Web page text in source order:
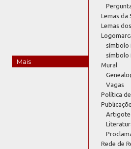
Mais
Lemas da
Lemas
símbolo
símbolo
Mural
Vagas
Política
Rede de